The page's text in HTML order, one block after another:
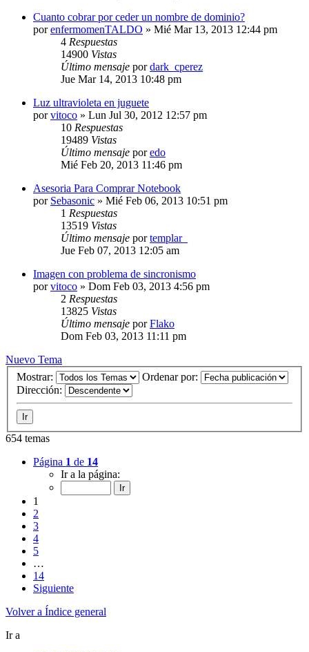
Cuanto cobrar por ceder un nombre de dominio?
porenfermomenTALDO » Mié Mar 13, 2013 12:44 pm
4 Respuestas
14900 Vistas
Último mensaje pordark_cperez
Jue Mar 14, 2013 10:48 pm
Luz ultravioleta en juguete
porvitoco » Lun Jul 30, 2012 12:57 pm
10 Respuestas
19489 Vistas
Último mensaje poredo
Mié Feb 20, 2013 11:46 pm
Asesoria Para Comprar Notebook
por Sebasonic » Mié Feb 06, 2013 10:51 pm
1 Respuestas
13519 Vistas
Último mensaje portemplar_
Jue Feb 07, 2013 12:05 am
Imagen con problema de sincronismo
porvitoco » Dom Feb 03, 2013 4:56 pm
2 Respuestas
13825 Vistas
Último mensaje porFlako
Dom Feb 03, 2013 11:11 pm
Nuevo Tema
Mostrar:
Ordenar por:
Dirección:
654 temas
Página 1 de 14
Ir a la página:
1
2
3
4
5
…
14
Siguiente
Volver a Índice general
Ir a